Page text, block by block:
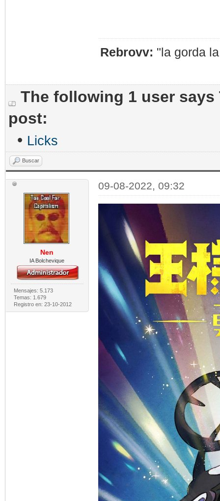
Rebrovv: "la gorda
The following 1 user
post:
• Licks
Buscar
Nen
IA Bolchevique
Mensajes: 5.173
Temas: 1.679
Registro en: 23-10-2012
09-08-2022, 09:32